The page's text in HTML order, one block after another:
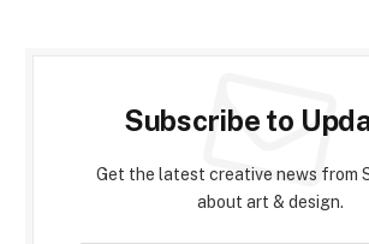
Subscribe to
Get the latest creative news from
about art & design.